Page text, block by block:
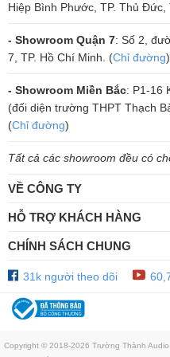
Hiệp Bình Phước, TP. Thủ Đức,
- Showroom Quận 7: Số 2,
7, TP. Hồ Chí Minh. (Chỉ đường)
- Showroom Miền Bắc: P1-16
(đối diện trường THPT Thạch
(Chỉ đường)
Tất cả các showroom đều có
VỀ CÔNG TY
HỖ TRỢ KHÁCH HÀNG
CHÍNH SÁCH CHUNG
31k người theo dõi
Copyright © 2018-2026 Trường Thành